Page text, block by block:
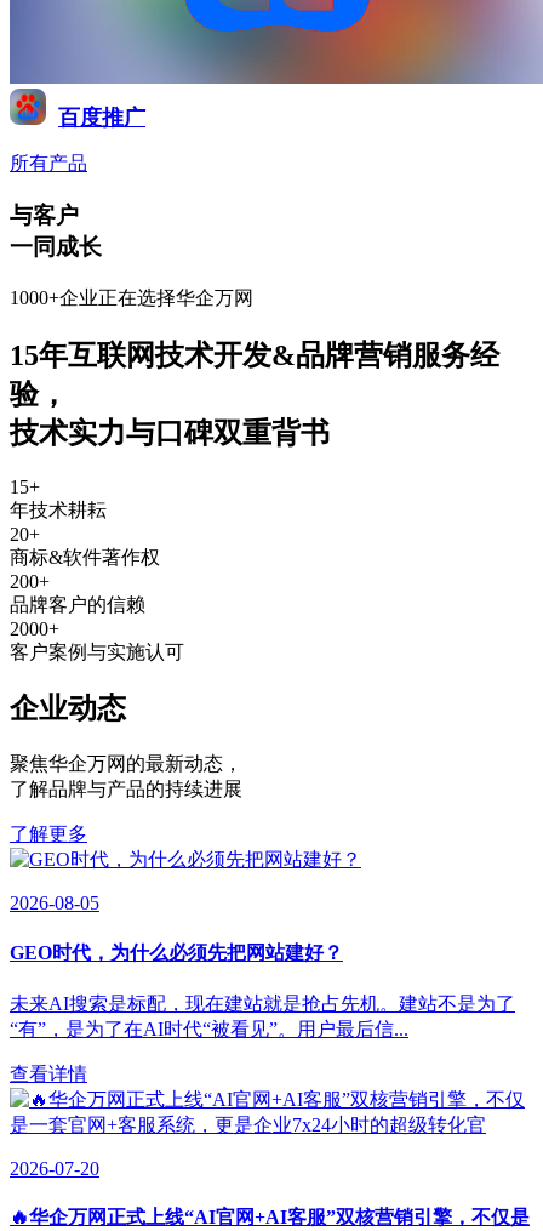
百度推广
所有产品
与客户
一同成长
1000+企业正在选择华企万网
15年互联网技术开发&品牌营销服务经
验，
技术实力与口碑双重背书
15+
年技术耕耘
20+
商标&软件著作权
200+
品牌客户的信赖
2000+
客户案例与实施认可
企业动态
聚焦华企万网的最新动态 ，
了解品牌与产品的持续进展
了解更多
2026-08-05
GEO时代，为什么必须先把网站建好？
未来AI搜索是标配，现在建站就是抢占先机。建站不是为了
“有”，是为了在AI时代“被看见”。用户最后信...
查看详情
2026-07-20
🔥华企万网正式上线“AI官网+AI客服”双核营销引擎，不仅是